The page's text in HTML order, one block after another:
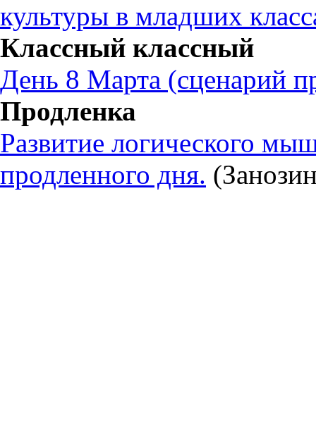
культуры в младших
Классный классный
День 8 Марта (сценарий
Продленка
Развитие логического
продленного дня.